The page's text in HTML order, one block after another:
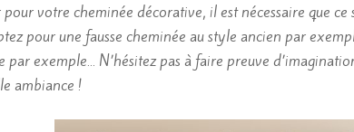
votre cheminée décorative, il est nécessaire que
pour une fausse cheminée au style ancien par
par exemple… N’hésitez pas à faire preuve
ambiance !